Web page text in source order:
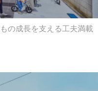
の成長を支える工夫満載